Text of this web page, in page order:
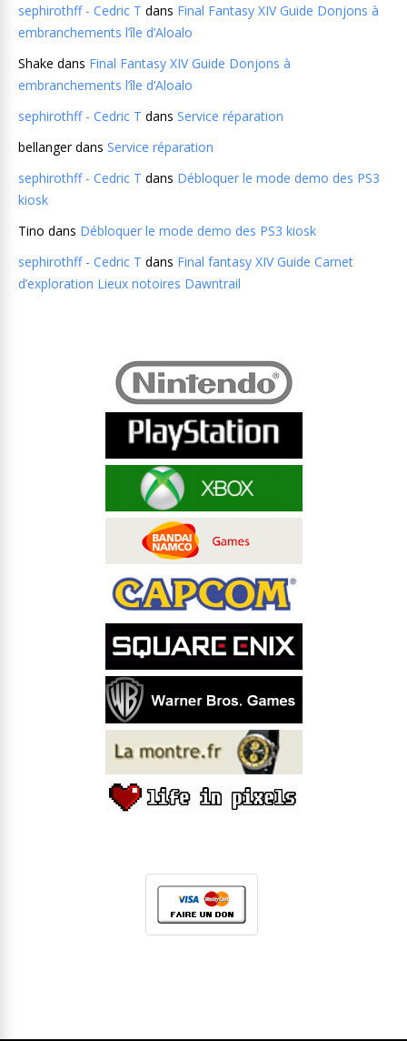
sephirothff - Cedric T dans Final Fantasy XIV Guide Donjons à
embranchements l’île d’Aloalo
Shake dans Final Fantasy XIV Guide Donjons à
embranchements l’île d’Aloalo
sephirothff - Cedric T dans Service réparation
bellangerdans Service réparation
sephirothff - Cedric T dans Débloquer le mode demo des PS3
kiosk
Tino dans Débloquer le mode demo des PS3 kiosk
sephirothff - Cedric T dans Final fantasy XIV Guide Carnet
d’exploration Lieux notoires Dawntrail